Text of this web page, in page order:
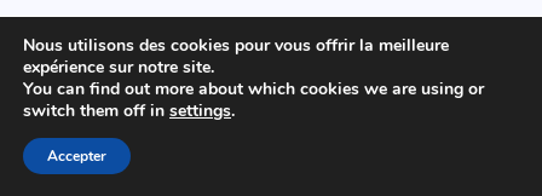
Enfin, un calendrier doit intégrer les
communications obligatoires et les droits des
consommateurs, notamment sur les changements
contractuels. Les opérateurs sont encadrés sur
Nous utilisons des cookies pour vous offrir la meilleure
expérience sur notre site.
You can find out more about which cookies we are using or
switch them off in settings.
Accepter